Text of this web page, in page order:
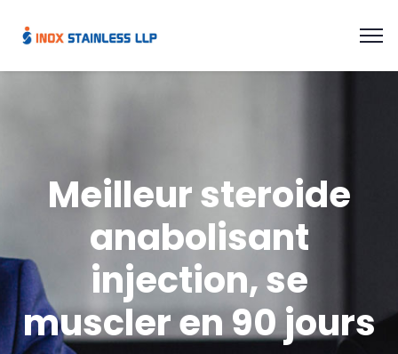
Meilleur steroide
anabolisant
injection, se
muscler en 90 jours